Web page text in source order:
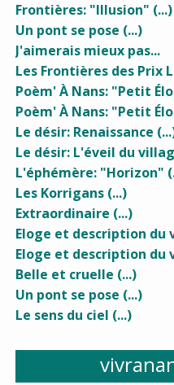
Frontières: "Illusion" (...)
Un pont se pose (...)
J'aimerais mieux pas...
Le désir: Renaissance
Le désir: L'éveil du
L'éphémère: "Horizon"
Les Korrigans (...)
Extraordinaire (...)
Belle et cruelle (...)
Un pont se pose (...)
Le sens du ciel (...)